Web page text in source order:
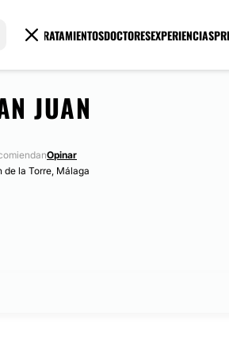
TRATAMIENTOSDOCTORESEXPERIENCIAS
JUAN
Opinar
de la Torre, Málaga